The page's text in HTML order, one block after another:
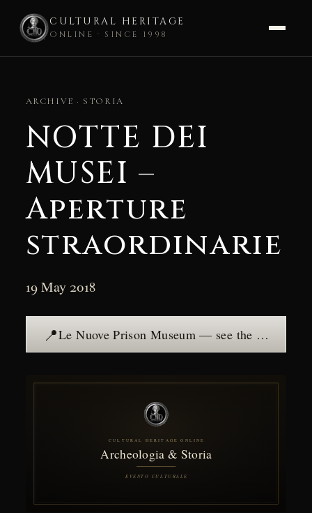
CULTURAL HERITAGE
ONLINE · SINCE 1998
contentARCHIVE · STORIA
NOTTE DEI
MUSEI –
Aperture
straordinarie
19 May 2018
📍 Le Nuove Prison Museum — see the place →